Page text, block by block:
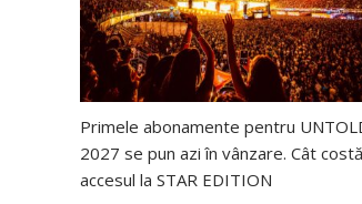
Primele abonamente pentru
2027 se pun azi în vânzare. Cât costă
accesul la STAR EDITION